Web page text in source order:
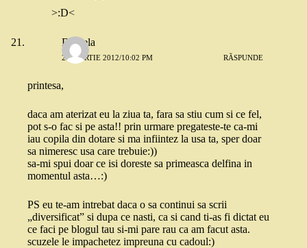
>:D<
Daniela
23 MARTIE 2012/10:02 PM RĂSPUNDE
printesa,
daca am aterizat eu la ziua ta, fara sa stiu cum si ce fel,
pot s-o fac si pe asta!! prin urmare pregateste-te ca-mi
iau copila din dotare si ma infiintez la usa ta, sper doar
sa nimeresc usa care trebuie:))
sa-mi spui doar ce isi doreste sa primeasca delfina in
momentul asta…:)
PS eu te-am intrebat daca o sa continui sa scrii
„diversificat” si dupa ce nasti, ca si cand ti-as fi dictat eu
ce faci pe blogul tau si-mi pare rau ca am facut asta.
scuzele le impachetez impreuna cu cadoul:)